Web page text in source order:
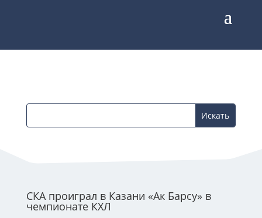
СКА проиграл в Казани «Ак Барсу» в
чемпионате КХЛ